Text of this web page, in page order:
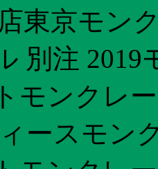
東京モン
別注
モンクレ
ースモン